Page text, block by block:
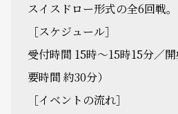
スイスドロー形式の全6回戦。
［スケジュール］
受付時間 15時～15時15分／
要時間 約30分）
［イベントの流れ］